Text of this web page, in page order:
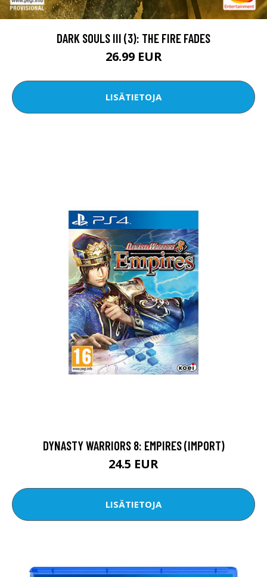
DARK SOULS III (3): THE FIRE FADES
26.99 EUR
LISÄTIETOJA
DYNASTY WARRIORS 8: EMPIRES (IMPORT)
24.5 EUR
LISÄTIETOJA